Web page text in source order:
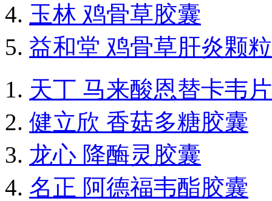
玉林 鸡骨草胶囊
益和堂 鸡骨草肝炎颗粒
天丁 马来酸恩替卡韦片
健立欣 香菇多糖胶囊
龙心 降酶灵胶囊
名正 阿德福韦酯胶囊